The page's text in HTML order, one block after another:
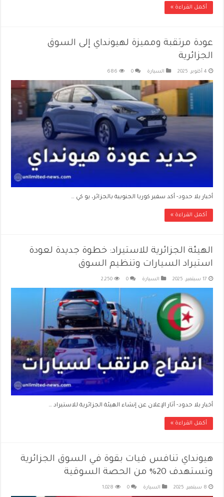
أكمل القراءة »
عودة مرتقبة ومميزة لهيونداي إلى السوق
الجزائرية
4 أكتوبر، 2025 السيارة 0
686
أخبار بلا حدود- أكد سفير كوريا الجنوبية بالجزائر، يو كي …
أكمل القراءة »
الهيئة الجزائرية للاستيراد: خطوة جديدة لعودة
استيراد السيارات وتنظيم السوق
17 سبتمبر، 2025 السيارة 0
2,250
أخبار بلا حدود- أثار الإعلان عن إنشاء الهيئة الجزائرية للاستيراد …
أكمل القراءة »
هيونداي تنافس فيات بقوة في السوق الجزائرية
وتستهدف 20% من الحصة السوقية
8 سبتمبر، 2025 السيارة 0
1,028